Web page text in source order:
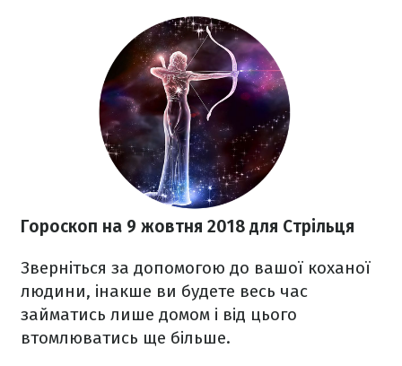
Гороскоп на 9 жовтня 2018 для Стрільця
Зверніться за допомогою до вашої коханої
людини, інакше ви будете весь час
займатись лише домом і від цього
втомлюватись ще більше.